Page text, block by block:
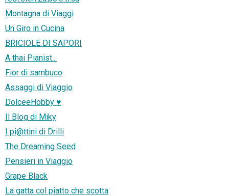
Montagna di Viaggi
Un Giro in Cucina
BRICIOLE DI SAPORI
A thai Pianist...
Fior di sambuco
Assaggi di Viaggio
DolceeHobby ♥
Il Blog di Miky
I pi@ttini di Drilli
The Dreaming Seed
Pensieri in Viaggio
Grape Black
La gatta col piatto che scotta